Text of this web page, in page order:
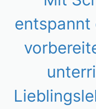
entspannt